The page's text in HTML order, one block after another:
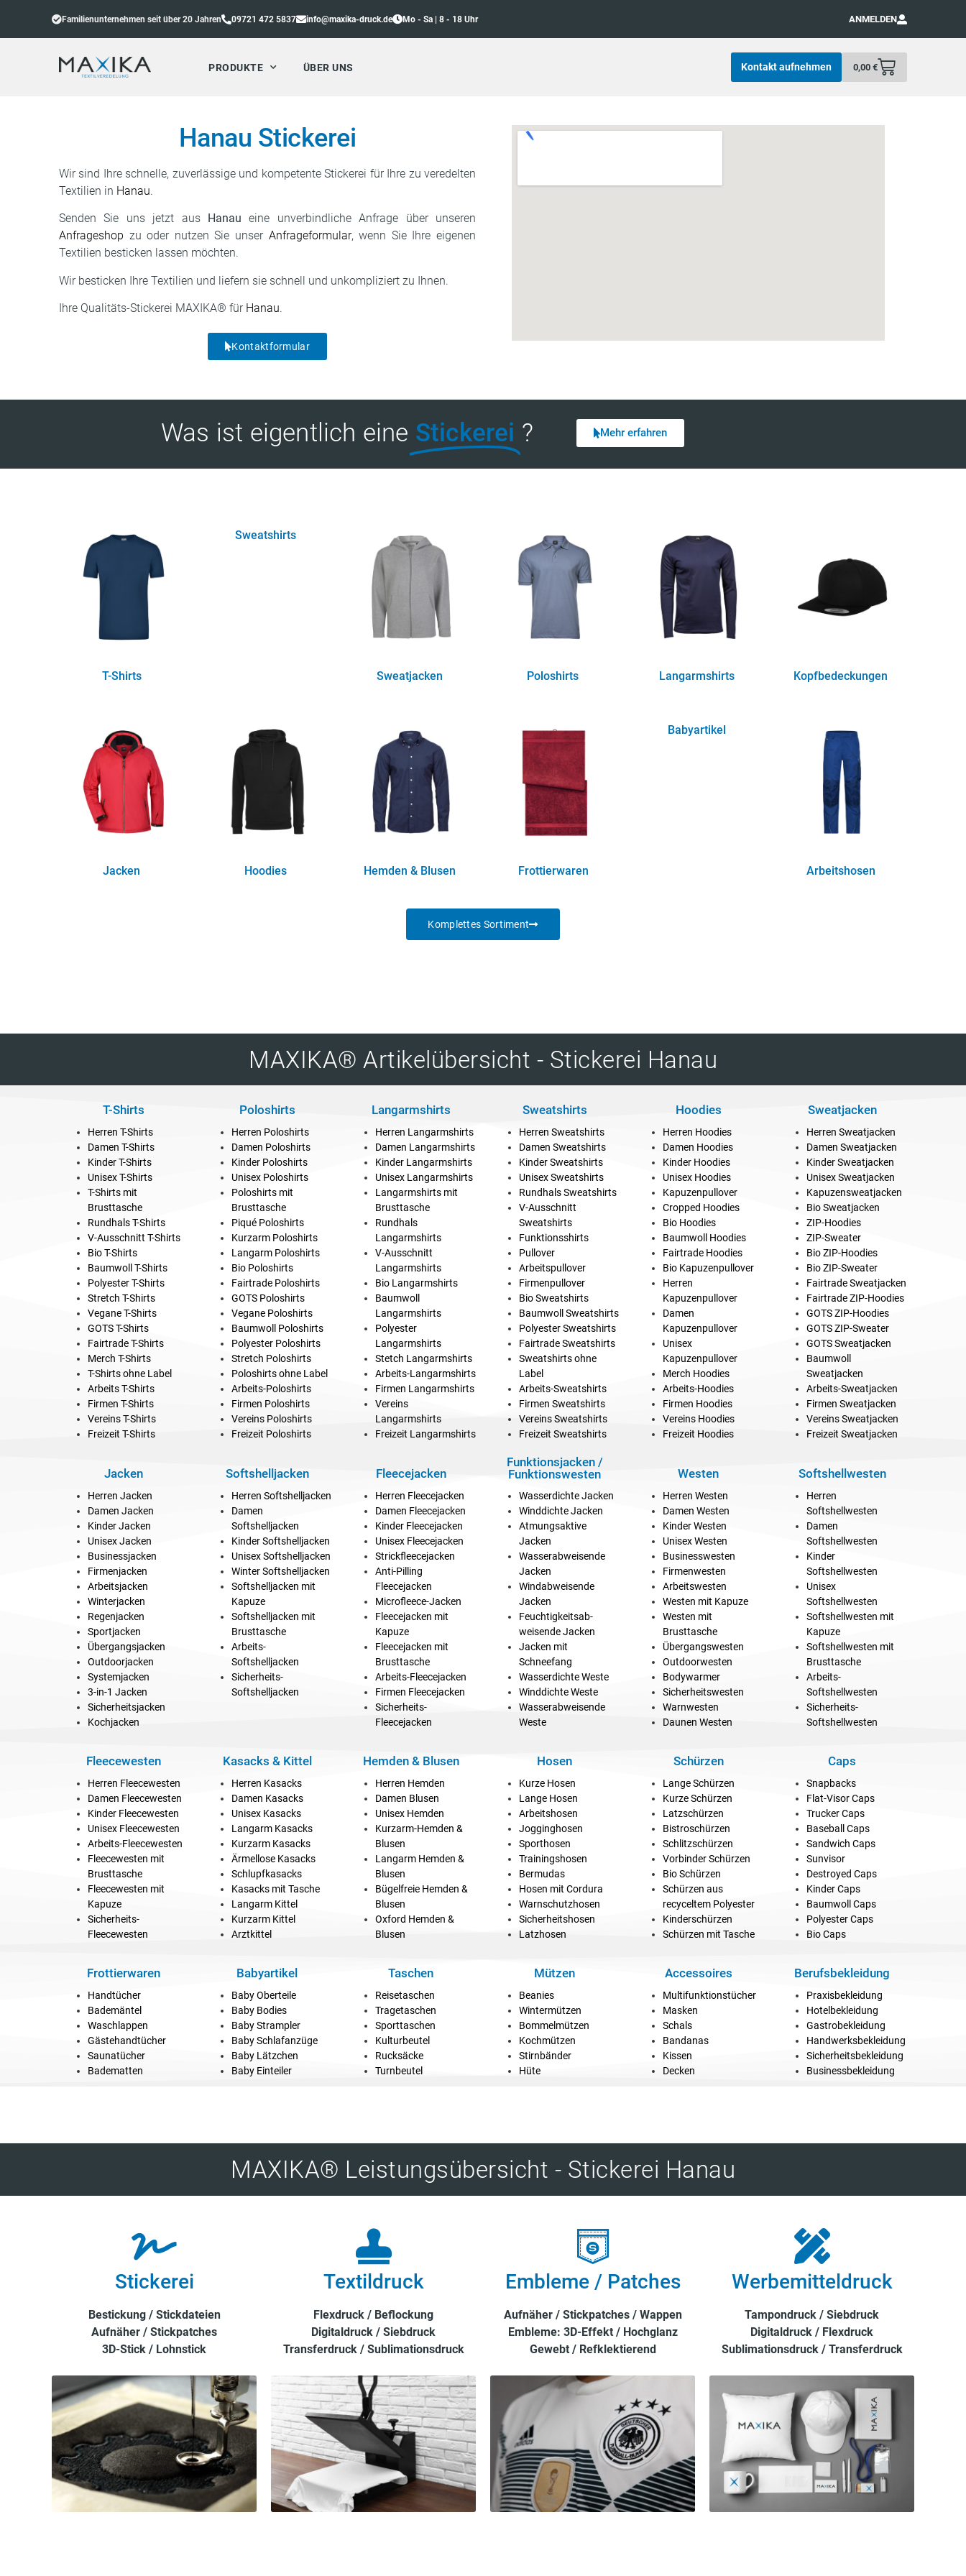
Familienunternehmen seit über 20 Jahren 09721 472 5837 info@maxika-druck.de Mo - Sa | 8 - 18 Uhr ANMELDEN
PRODUKTE ÜBER UNS 0,00 €
Kontakt aufnehmen
Hanau Stickerei
Wir sind Ihre schnelle, zuverlässige und kompetente Stickerei für Ihre zu veredelten
Textilien in Hanau.
Senden Sie uns jetzt aus Hanau eine unverbindliche Anfrage über unseren
Anfrageshop zu oder nutzen Sie unser Anfrageformular, wenn Sie Ihre eigenen
Textilien besticken lassen möchten.
Wir besticken Ihre Textilien und liefern sie schnell und unkompliziert zu Ihnen.
Ihre Qualitäts-Stickerei MAXIKA® für Hanau.
Kontaktformular
Was ist eigentlich eine Stickerei ? Mehr erfahren
T-Shirts
Sweatshirts
Sweatjacken Poloshirts Langarmshirts Kopfbedeckungen
Jacken Hoodies Hemden & Blusen Frottierwaren
Babyartikel
Arbeitshosen
Komplettes Sortiment
MAXIKA® Artikelübersicht - Stickerei Hanau
T-Shirts
Herren T-Shirts
Damen T-Shirts
Kinder T-Shirts
Unisex T-Shirts
T-Shirts mit
Brusttasche
Rundhals T-Shirts
V-Ausschnitt T-Shirts
Bio T-Shirts
Baumwoll T-Shirts
Polyester T-Shirts
Stretch T-Shirts
Vegane T-Shirts
GOTS T-Shirts
Fairtrade T-Shirts
Merch T-Shirts
T-Shirts ohne Label
Arbeits T-Shirts
Firmen T-Shirts
Vereins T-Shirts
Freizeit T-Shirts
Poloshirts
Herren Poloshirts
Damen Poloshirts
Kinder Poloshirts
Unisex Poloshirts
Poloshirts mit
Brusttasche
Piqué Poloshirts
Kurzarm Poloshirts
Langarm Poloshirts
Bio Poloshirts
Fairtrade Poloshirts
GOTS Poloshirts
Vegane Poloshirts
Baumwoll Poloshirts
Polyester Poloshirts
Stretch Poloshirts
Poloshirts ohne Label
Arbeits-Poloshirts
Firmen Poloshirts
Vereins Poloshirts
Freizeit Poloshirts
Langarmshirts
Herren Langarmshirts
Damen Langarmshirts
Kinder Langarmshirts
Unisex Langarmshirts
Langarmshirts mit
Brusttasche
Rundhals
Langarmshirts
V-Ausschnitt
Langarmshirts
Bio Langarmshirts
Baumwoll
Langarmshirts
Polyester
Langarmshirts
Stetch Langarmshirts
Arbeits-Langarmshirts
Firmen Langarmshirts
Vereins
Langarmshirts
Freizeit Langarmshirts
Sweatshirts
Herren Sweatshirts
Damen Sweatshirts
Kinder Sweatshirts
Unisex Sweatshirts
Rundhals Sweatshirts
V-Ausschnitt
Sweatshirts
Funktionsshirts
Pullover
Arbeitspullover
Firmenpullover
Bio Sweatshirts
Baumwoll Sweatshirts
Polyester Sweatshirts
Fairtrade Sweatshirts
Sweatshirts ohne
Label
Arbeits-Sweatshirts
Firmen Sweatshirts
Vereins Sweatshirts
Freizeit Sweatshirts
Hoodies
Herren Hoodies
Damen Hoodies
Kinder Hoodies
Unisex Hoodies
Kapuzenpullover
Cropped Hoodies
Bio Hoodies
Baumwoll Hoodies
Fairtrade Hoodies
Bio Kapuzenpullover
Herren
Kapuzenpullover
Damen
Kapuzenpullover
Unisex
Kapuzenpullover
Merch Hoodies
Arbeits-Hoodies
Firmen Hoodies
Vereins Hoodies
Freizeit Hoodies
Sweatjacken
Herren Sweatjacken
Damen Sweatjacken
Kinder Sweatjacken
Unisex Sweatjacken
Kapuzensweatjacken
Bio Sweatjacken
ZIP-Hoodies
ZIP-Sweater
Bio ZIP-Hoodies
Bio ZIP-Sweater
Fairtrade Sweatjacken
Fairtrade ZIP-Hoodies
GOTS ZIP-Hoodies
GOTS ZIP-Sweater
GOTS Sweatjacken
Baumwoll
Sweatjacken
Arbeits-Sweatjacken
Firmen Sweatjacken
Vereins Sweatjacken
Freizeit Sweatjacken
Jacken
Herren Jacken
Damen Jacken
Kinder Jacken
Unisex Jacken
Businessjacken
Firmenjacken
Arbeitsjacken
Winterjacken
Regenjacken
Sportjacken
Übergangsjacken
Outdoorjacken
Systemjacken
3-in-1 Jacken
Sicherheitsjacken
Kochjacken
Softshelljacken
Herren Softshelljacken
Damen
Softshelljacken
Kinder Softshelljacken
Unisex Softshelljacken
Winter Softshelljacken
Softshelljacken mit
Kapuze
Softshelljacken mit
Brusttasche
Arbeits-
Softshelljacken
Sicherheits-
Softshelljacken
Fleecejacken
Herren Fleecejacken
Damen Fleecejacken
Kinder Fleecejacken
Unisex Fleecejacken
Strickfleecejacken
Anti-Pilling
Fleecejacken
Microfleece-Jacken
Fleecejacken mit
Kapuze
Fleecejacken mit
Brusttasche
Arbeits-Fleecejacken
Firmen Fleecejacken
Sicherheits-
Fleecejacken
Funktionsjacken /
Funktionswesten
Wasserdichte Jacken
Winddichte Jacken
Atmungsaktive
Jacken
Wasserabweisende
Jacken
Windabweisende
Jacken
Feuchtigkeitsab-
weisende Jacken
Jacken mit
Schneefang
Wasserdichte Weste
Winddichte Weste
Wasserabweisende
Weste
Westen
Herren Westen
Damen Westen
Kinder Westen
Unisex Westen
Businesswesten
Firmenwesten
Arbeitswesten
Westen mit Kapuze
Westen mit
Brusttasche
Übergangswesten
Outdoorwesten
Bodywarmer
Sicherheitswesten
Warnwesten
Daunen Westen
Softshellwesten
Herren
Softshellwesten
Damen
Softshellwesten
Kinder
Softshellwesten
Unisex
Softshellwesten
Softshellwesten mit
Kapuze
Softshellwesten mit
Brusttasche
Arbeits-
Softshellwesten
Sicherheits-
Softshellwesten
Fleecewesten
Herren Fleecewesten
Damen Fleecewesten
Kinder Fleecewesten
Unisex Fleecewesten
Arbeits-Fleecewesten
Fleecewesten mit
Brusttasche
Fleecewesten mit
Kapuze
Sicherheits-
Fleecewesten
Kasacks & Kittel
Herren Kasacks
Damen Kasacks
Unisex Kasacks
Langarm Kasacks
Kurzarm Kasacks
Ärmellose Kasacks
Schlupfkasacks
Kasacks mit Tasche
Langarm Kittel
Kurzarm Kittel
Arztkittel
Hemden & Blusen
Herren Hemden
Damen Blusen
Unisex Hemden
Kurzarm-Hemden &
Blusen
Langarm Hemden &
Blusen
Bügelfreie Hemden &
Blusen
Oxford Hemden &
Blusen
Hosen
Kurze Hosen
Lange Hosen
Arbeitshosen
Jogginghosen
Sporthosen
Trainingshosen
Bermudas
Hosen mit Cordura
Warnschutzhosen
Sicherheitshosen
Latzhosen
Schürzen
Lange Schürzen
Kurze Schürzen
Latzschürzen
Bistroschürzen
Schlitzschürzen
Vorbinder Schürzen
Bio Schürzen
Schürzen aus
recyceltem Polyester
Kinderschürzen
Schürzen mit Tasche
Caps
Snapbacks
Flat-Visor Caps
Trucker Caps
Baseball Caps
Sandwich Caps
Sunvisor
Destroyed Caps
Kinder Caps
Baumwoll Caps
Polyester Caps
Bio Caps
Frottierwaren
Handtücher
Bademäntel
Waschlappen
Gästehandtücher
Saunatücher
Badematten
Babyartikel
Baby Oberteile
Baby Bodies
Baby Strampler
Baby Schlafanzüge
Baby Lätzchen
Baby Einteiler
Taschen
Reisetaschen
Tragetaschen
Sporttaschen
Kulturbeutel
Rucksäcke
Turnbeutel
Mützen
Beanies
Wintermützen
Bommelmützen
Kochmützen
Stirnbänder
Hüte
Accessoires
Multifunktionstücher
Masken
Schals
Bandanas
Kissen
Decken
Berufsbekleidung
Praxisbekleidung
Hotelbekleidung
Gastrobekleidung
Handwerksbekleidung
Sicherheitsbekleidung
Businessbekleidung
MAXIKA® Leistungsübersicht - Stickerei Hanau
Stickerei
Bestickung / Stickdateien
Aufnäher / Stickpatches
3D-Stick / Lohnstick
Textildruck
Flexdruck / Beflockung
Digitaldruck / Siebdruck
Transferdruck / Sublimationsdruck
Embleme / Patches
Aufnäher / Stickpatches / Wappen
Embleme: 3D-Effekt / Hochglanz
Gewebt / Refklektierend
Werbemitteldruck
Tampondruck / Siebdruck
Digitaldruck / Flexdruck
Sublimationsdruck / Transferdruck